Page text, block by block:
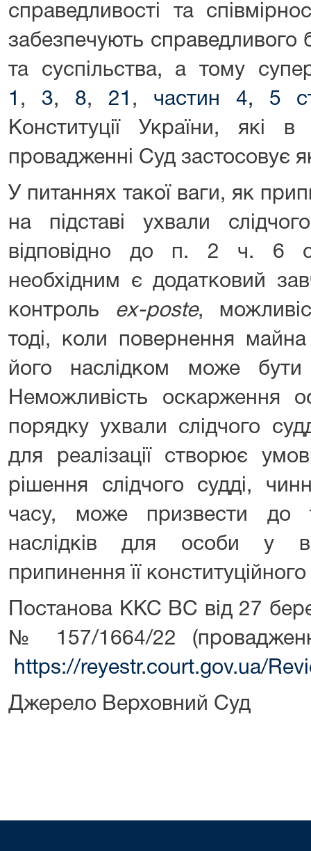
справедливості та
забезпечують справедливого
та суспільства, а тому
1 , 3, 8, 21 , частин 4, 5
Конституції України, які
провадженні Суд застосовує
У питаннях такої ваги, як
на підставі ухвали
відповідно до п. 2 ч. 6
необхідним є додатковий
контроль ex-poste,
тоді, коли повернення
його наслідком може бути
Неможливість оскарження
порядку ухвали слідчого
для реалізації створює
рішення слідчого судді,
часу, може призвести до
наслідків для особи у
припинення її
Постанова ККС ВС від 27
№ 157/1664/22
https://reyestr.court.gov.ua/
Джерело Верховний Суд